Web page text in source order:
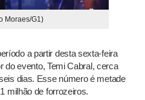
Moraes/G1)
a partir desta sexta-feira
do evento, Temi Cabral, cerca
dias. Esse número é metade
milhão de forrozeiros.